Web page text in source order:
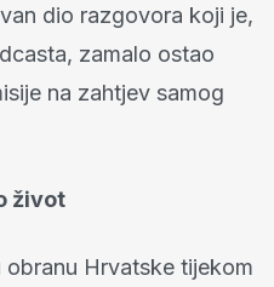
dio razgovora koji je,
zamalo ostao
na zahtjev samog
život
obranu Hrvatske tijekom